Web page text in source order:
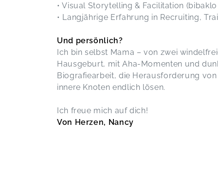
• Visual Storytelling & Facilitation
• Langjährige Erfahrung in Recruiting,
Und persönlich?
Ich bin selbst Mama – von zwei
Hausgeburt, mit Aha-Momenten und
Biografiearbeit, die Herausforderung
innere Knoten endlich lösen.
Ich freue mich auf dich!
Von Herzen, Nancy